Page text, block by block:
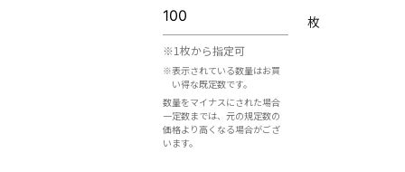
※1枚から指定可
※表示されている数量はお買
い得な既定数です。
数量をマイナスにされた場合
一定数までは、元の規定数の
価格より高くなる場合がござ
います。
枚